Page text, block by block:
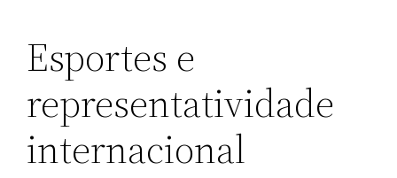
Esportes e
representatividade
internacional